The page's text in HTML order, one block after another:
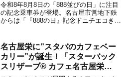
わせた記念乗車券＆グッズを発売
発売時期＆購入方法は？【名古屋
発】
令和8年8月8日の「888並びの日」に注目
の記念乗車券が登場。名古屋市営地下鉄
からは「『888の日』記念ドニチエコきっ
発売されます。さらに名鉄からは「８・
８・８」記念グ...
名古屋栄に”スタバのカフェベー
カリー”が誕生！「スターバック
スリザーブ® カフェ名古屋栄